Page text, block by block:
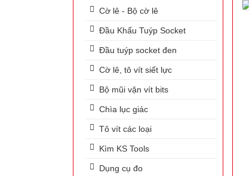
Cờ lê - Bộ cờ lê
Đầu Khẩu Tuýp Socket
Đầu tuýp socket đen
Cờ lê, tô vít siết lực
Bộ mũi vặn vít bits
Chìa lục giác
Tô vít các loại
Kìm KS Tools
Dụng cụ đo